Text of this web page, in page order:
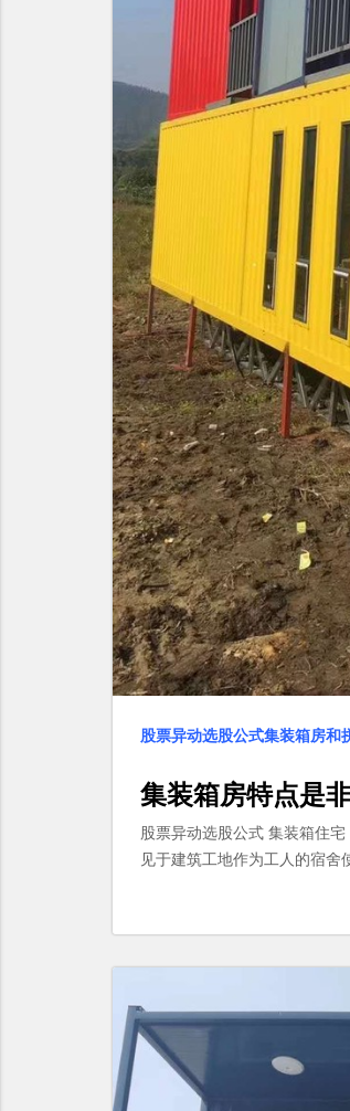
股票异动选股公式集装箱房和
集装箱房特点是
股票异动选股公式 集装箱住
见于建筑工地作为工人的宿舍